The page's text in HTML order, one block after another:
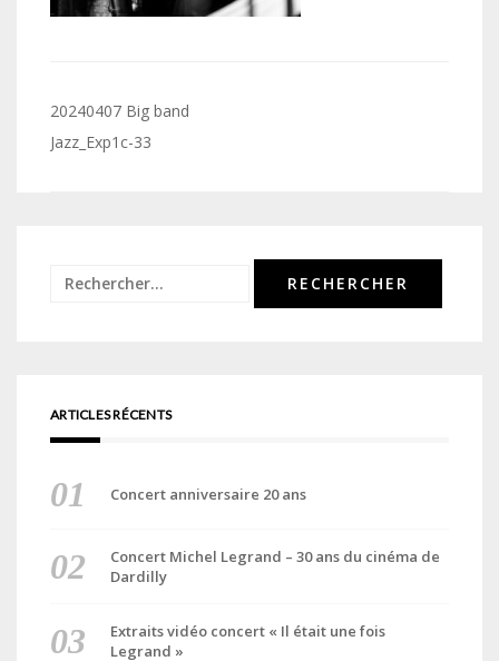
Navigation
de
20240407 Big band
Jazz_Exp1c-33
Rechercher :
ARTICLES RÉCENTS
Concert anniversaire 20 ans
Concert Michel Legrand – 30 ans du cinéma de
Dardilly
Extraits vidéo concert « Il était une fois
Legrand »